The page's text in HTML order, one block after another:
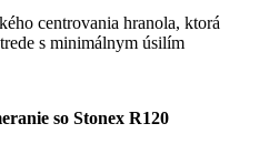
centrovania hranola, ktorá
s minimálnym úsilím
so Stonex R120